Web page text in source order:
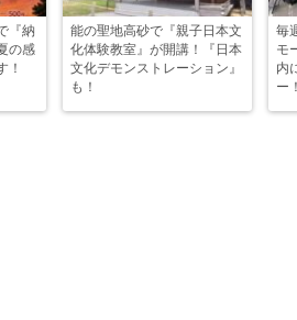
『納
の感
！
能の聖地高砂で『親子日本文
化体験教室』が開講！『日本
文化デモンストレーション』
も！
毎
モ
内
ー！